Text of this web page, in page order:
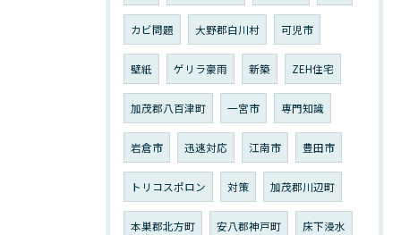
カビ問題 大野郡白川村 可児市
壁紙 ゲリラ豪雨 新築 ZEH住宅
加茂郡八百津町 一宮市 専門知識
岩倉市 迅速対応 江南市 豊田市
トリコスポロン 対策 加茂郡川辺町
本巣郡北方町 安八郡神戸町 床下浸水